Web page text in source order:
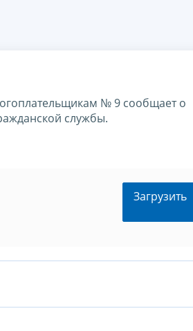
№ 9 сообщает о
службы.
Загрузить